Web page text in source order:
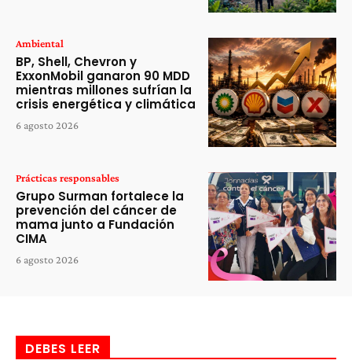
Ambiental
BP, Shell, Chevron y
ExxonMobil ganaron 90 MDD
mientras millones sufrían la
crisis energética y climática
6 agosto 2026
Prácticas responsables
Grupo Surman fortalece la
prevención del cáncer de
mama junto a Fundación
CIMA
6 agosto 2026
DEBES LEER